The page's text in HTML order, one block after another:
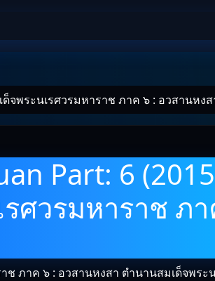
จพระนเรศวรมหาราช ภาค ๖ : อวสานหงส
Part: 6
ศวรมหาราช ภ
ช ภาค ๖ : อวสานหงสา ตำนานสมเด็จพระ